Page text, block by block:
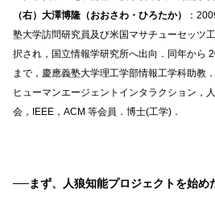
（右）大澤博隆（おおさわ・ひろたか）
：
塾大学訪問研究員及び米国マサチューセッツ
択され，国立情報学研究所へ出向．同年から
まで，慶應義塾大学理工学部情報工学科助教
ヒューマンエージェントインタラクション，
会，IEEE，ACM 等会員．博士(工学)．
──まず、人狼知能プロジェクトを始め